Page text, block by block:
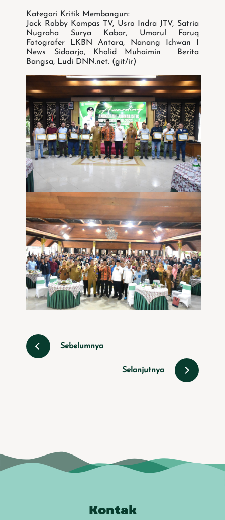
Kategori Kritik Membangun:
Jack Robby Kompas TV, Usro Indra JTV, Satria
Nugraha Surya Kabar, Umarul Faruq
Fotografer LKBN Antara, Nanang Ichwan I
News Sidoarjo, Kholid Muhaimin Berita
Bangsa, Ludi DNN.net. (git/ir)
Sebelumnya
Selanjutnya
Kontak